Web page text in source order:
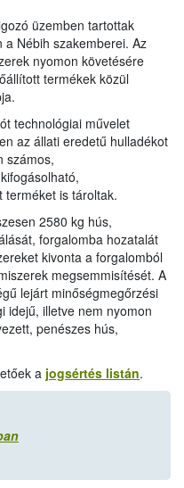
üzemben tartottak
Nébih szakemberei. Az
nyomon követésére
termékek közül
technológiai művelet
az állati eredetű hulladékot
számos,
terméket is tároltak.
2580 kg hús,
forgalomba hozatalát
kivonta a forgalomból
megsemmisítését. A
lejárt minőségmegőrzési
idejű, illetve nem nyomon
penészes hús,
a jogsértés listán.